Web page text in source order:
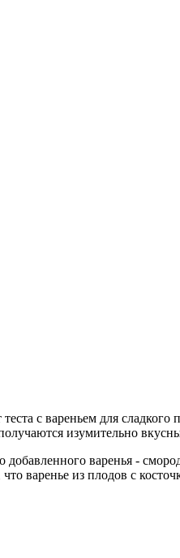
с вареньем для сладкого
изумительно
добавленного варенья -
варенье из плодов с